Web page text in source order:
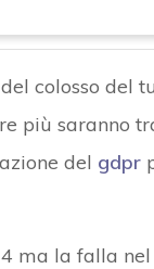
colosso del
più saranno
del gdpr
ma la falla